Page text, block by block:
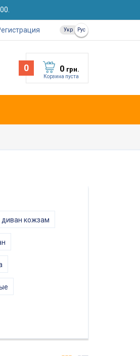
Укр Рус
0 0 грн.
Корзина пуста
диван кожзам